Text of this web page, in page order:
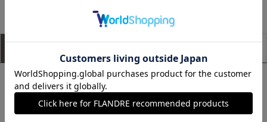
■デザイン
TAIONの定番クルーネックダウンをWarmd Art素材に置き換え
てコラボレーションしたダウンジャケット。シンプルなデザイ